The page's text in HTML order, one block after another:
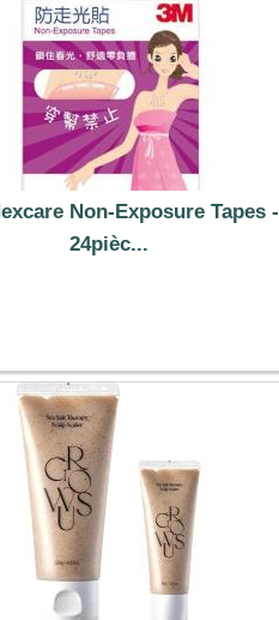
Non-Exposure Tapes -
24pièc...